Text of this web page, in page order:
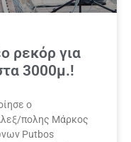
ρεκόρ για
3000μ.!
ο
πολης Μάρκος
Putbos